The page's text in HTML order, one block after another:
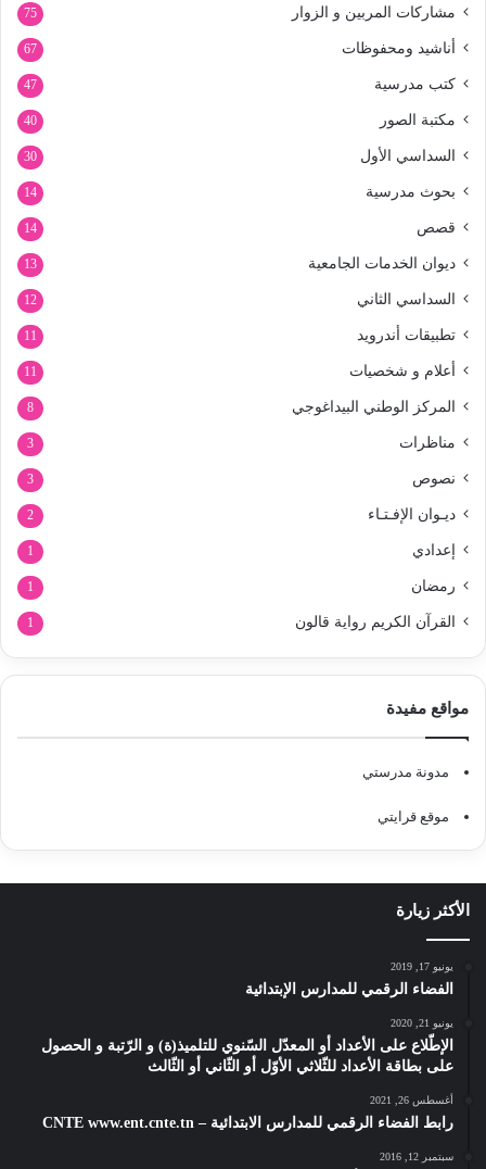
مشاركات المربين و الزوار 75
أناشيد ومحفوظات 67
كتب مدرسية 47
مكتبة الصور 40
السداسي الأول 30
بحوث مدرسية 14
قصص 14
ديوان الخدمات الجامعية 13
السداسي الثاني 12
تطبيقات أندرويد 11
أعلام و شخصيات 11
المركز الوطني البيداغوجي 8
مناظرات 3
نصوص 3
ديـوان الإفـتـاء 2
إعدادي 1
رمضان 1
القرآن الكريم رواية قالون 1
مواقع مفيدة
مدونة مدرستي
موقع قرايتي
الأكثر زيارة
يونيو 17, 2019
الفضاء الرقمي للمدارس الإبتدائية
يونيو 21, 2020
الإطّلاع على الأعداد أو المعدّل السّنوي للتلميذ(ة) و الرّتبة و الحصول
على بطاقة الأعداد للثّلاثي الأوّل أو الثّاني أو الثّالث
أغسطس 26, 2021
رابط الفضاء الرقمي للمدارس الابتدائية – CNTE www.ent.cnte.tn
سبتمبر 12, 2016